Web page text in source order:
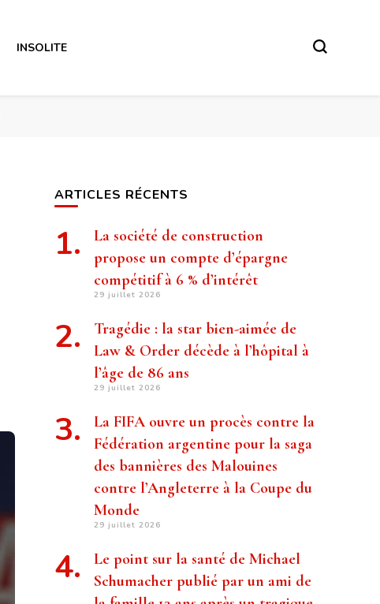
INSOLITE
ARTICLES RÉCENTS
La société de construction
propose un compte d’épargne
compétitif à 6 % d’intérêt
29 juillet 2026
Tragédie : la star bien-aimée de
Law & Order décède à l’hôpital à
l’âge de 86 ans
29 juillet 2026
La FIFA ouvre un procès contre la
Fédération argentine pour la saga
des bannières des Malouines
contre l’Angleterre à la Coupe du
Monde
29 juillet 2026
Le point sur la santé de Michael
Schumacher publié par un ami de